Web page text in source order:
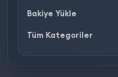
Bakiye Yükle
Tüm Kategoriler